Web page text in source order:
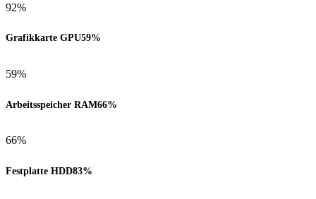
92%
Grafikkarte GPU59%
59%
Arbeitsspeicher RAM66%
66%
Festplatte HDD83%